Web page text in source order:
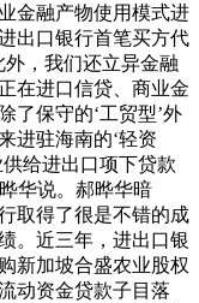
金融产物使用模式进
出口银行首笔买方代
，我们还立异金融
在进口信贷、商业金
了保守的‘工贸型’外
进驻海南的‘轻资
给进出口项下贷款
华说。郝晔华暗
取得了很是不错的成
。近三年，进出口银
新加坡合盛农业股权
动资金贷款子目落